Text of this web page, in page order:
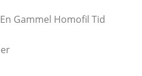
Gammel Homofil Tid